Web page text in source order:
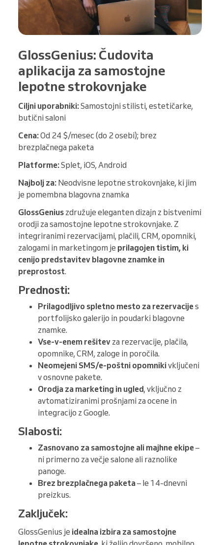
GlossGenius: Čudovita
aplikacija za samostojne
lepotne strokovnjake
Ciljni uporabniki:Samostojni stilisti, estetičarke,
butični saloni
Cena:Od 24 $/mesec (do 2 osebi); brez
brezplačnega paketa
Platforme:Splet, iOS, Android
Najbolj za: Neodvisne lepotne strokovnjake, ki jim
je pomembna blagovna znamka
GlossGenius združuje eleganten dizajn z bistvenimi
orodji za samostojne lepotne strokovnjake. Z
integriranimi rezervacijami, plačili, CRM, opomniki,
zalogami in marketingom je prilagojen tistim, ki
cenijo predstavitev blagovne znamke in
preprostost.
Prednosti:
Prilagodljivo spletno mesto za rezervacijes
portfolijsko galerijo in poudarki blagovne
znamke.
Vse-v-enem rešitev za rezervacije, plačila,
opomnike, CRM, zaloge in poročila.
Neomejeni SMS/e-poštni opomnikivključeni
v osnovne pakete.
Orodja za marketing in ugled, vključno z
avtomatiziranimi prošnjami za ocene in
integracijo z Google.
Slabosti:
Zasnovano za samostojne ali majhne ekipe–
ni primerno za večje salone ali raznolike
panoge.
Brez brezplačnega paketa– le 14-dnevni
preizkus.
Zaključek:
GlossGenius je idealna izbira za samostojne